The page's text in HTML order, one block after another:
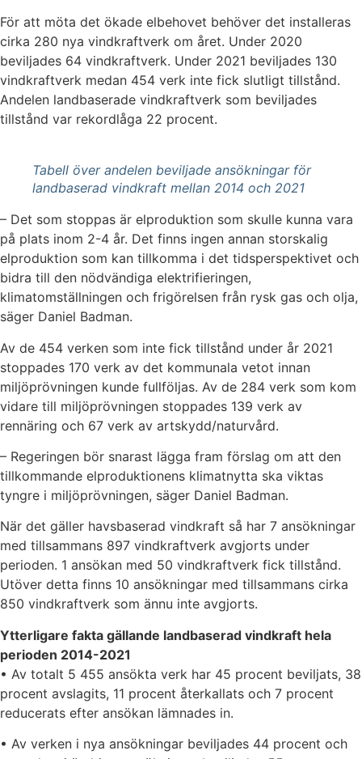
För att möta det ökade elbehovet behöver det installeras
cirka 280 nya vindkraftverk om året. Under 2020
beviljades 64 vindkraftverk. Under 2021 beviljades 130
vindkraftverk medan 454 verk inte fick slutligt tillstånd.
Andelen landbaserade vindkraftverk som beviljades
tillstånd var rekordlåga 22 procent.
Tabell över andelen beviljade ansökningar för
landbaserad vindkraft mellan 2014 och 2021
– Det som stoppas är elproduktion som skulle kunna vara
på plats inom 2-4 år. Det finns ingen annan storskalig
elproduktion som kan tillkomma i det tidsperspektivet och
bidra till den nödvändiga elektrifieringen,
klimatomställningen och frigörelsen från rysk gas och olja,
säger Daniel Badman.
Av de 454 verken som inte fick tillstånd under år 2021
stoppades 170 verk av det kommunala vetot innan
miljöprövningen kunde fullföljas. Av de 284 verk som kom
vidare till miljöprövningen stoppades 139 verk av
rennäring och 67 verk av artskydd/naturvård.
– Regeringen bör snarast lägga fram förslag om att den
tillkommande elproduktionens klimatnytta ska viktas
tyngre i miljöprövningen, säger Daniel Badman.
När det gäller havsbaserad vindkraft så har 7 ansökningar
med tillsammans 897 vindkraftverk avgjorts under
perioden. 1 ansökan med 50 vindkraftverk fick tillstånd.
Utöver detta finns 10 ansökningar med tillsammans cirka
850 vindkraftverk som ännu inte avgjorts.
Ytterligare fakta gällande landbaserad vindkraft hela
perioden 2014-2021
• Av totalt 5 455 ansökta verk har 45 procent beviljats, 38
procent avslagits, 11 procent återkallats och 7 procent
reducerats efter ansökan lämnades in.
• Av verken i nya ansökningar beviljades 44 procent och